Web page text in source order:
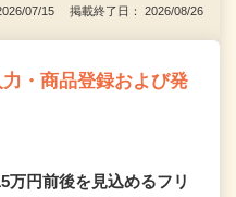
07/15 掲載終了日： 2026/08/26
・商品登録および発
万円前後を見込めるフリ